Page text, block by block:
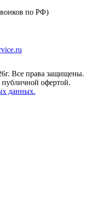
по РФ)
Все права защищены.
публичной офертой.
данных.